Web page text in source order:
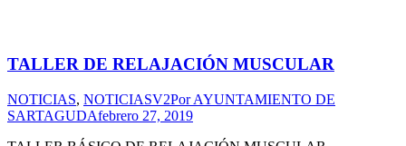
TALLER DE RELAJACIÓN MUSCULAR
NOTICIAS, NOTICIASV2PorAYUNTAMIENTO DE
SARTAGUDAfebrero 27, 2019